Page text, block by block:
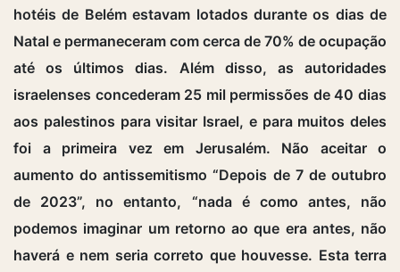
hotéis de Belém estavam lotados durante os dias de
Natal e permaneceram com cerca de 70% de ocupação
até os últimos dias. Além disso, as autoridades
israelenses concederam 25 mil permissões de 40 dias
aos palestinos para visitar Israel, e para muitos deles
foi a primeira vez em Jerusalém. Não aceitar o
aumento do antissemitismo “Depois de 7 de outubro
de 2023”, no entanto, “nada é como antes, não
podemos imaginar um retorno ao que era antes, não
haverá e nem seria correto que houvesse. Esta terra